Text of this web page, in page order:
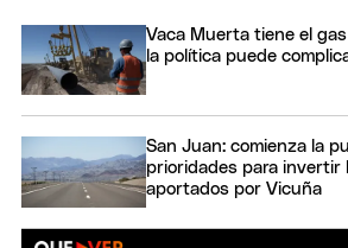
Vaca Muerta tiene el
la política puede
San Juan: comienza la
prioridades para invertir
aportados por Vicuña